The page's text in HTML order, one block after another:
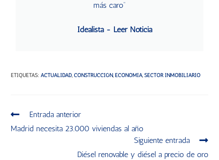
más caro”
Idealista - Leer Noticia
ETIQUETAS:ACTUALIDAD, CONSTRUCCIÓN, ECONOMÍA, SECTOR INMOBILIARIO
Entrada anterior
Madrid necesita 23.000 viviendas al año
Siguiente entrada
Diésel renovable y diésel a precio de oro